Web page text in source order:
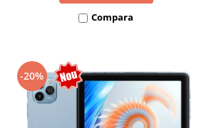
Compara
-20%